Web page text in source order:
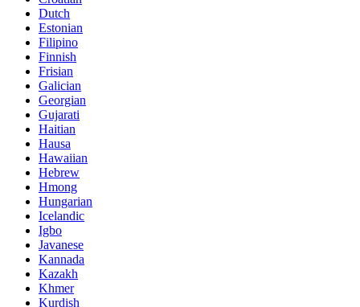
Dutch
Estonian
Filipino
Finnish
Frisian
Galician
Georgian
Gujarati
Haitian
Hausa
Hawaiian
Hebrew
Hmong
Hungarian
Icelandic
Igbo
Javanese
Kannada
Kazakh
Khmer
Kurdish